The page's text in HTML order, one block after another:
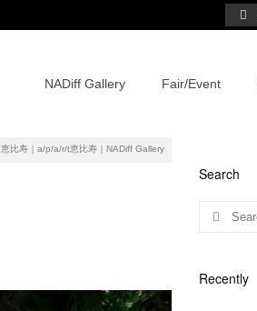
NADiff Gallery Fair/Event
恵比寿｜a/p/a/r/t恵比寿｜NADiff Gallery
Search
Recently